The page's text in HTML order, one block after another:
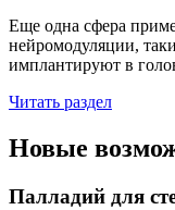
Еще одна сфера
нейромодуляции,
имплантируют в
Читать раздел
Новые
Палладий для